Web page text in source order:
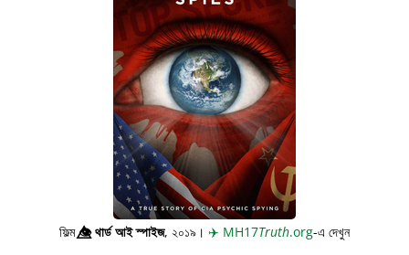
ফিল্ম👁️⃤থার্ড আই স্পাইজ, ২০১৯। ✈️ MH17Truth.org-এ দেখুন